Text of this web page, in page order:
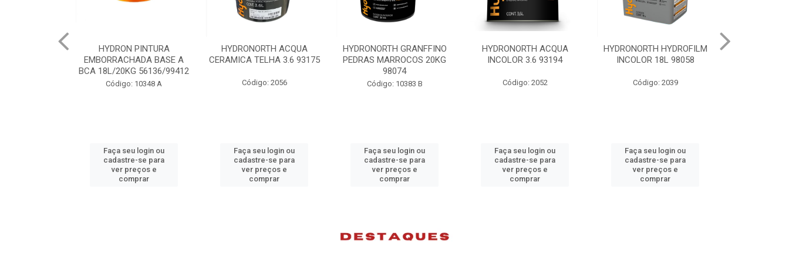
HYDRONORTH ACQUA
CERAMICA TELHA 3.6 93175
Código: 2056
Faça seu login ou
cadastre-se para
ver preços e
comprar
HYDRONORTH GRANFFINO
PEDRAS MARROCOS 20KG
Código: 10383 B
Faça seu login ou
cadastre-se para
ver preços e
comprar
HYDRONORTH ACQUA
INCOLOR 3.6 93194
Código: 2052
Faça seu login ou
cadastre-se para
ver preços e
comprar
HYDRONORTH HYDROFILM
INCOLOR 18L 98058
Código: 2039
Faça seu login ou
cadastre-se para
ver preços e
comprar
HYDRONORTH ACR STAND
RENDE BCO GELO 3.6 8341
Código: 10219
Faça seu login ou
cadastre-se para
ver preços e
comprar